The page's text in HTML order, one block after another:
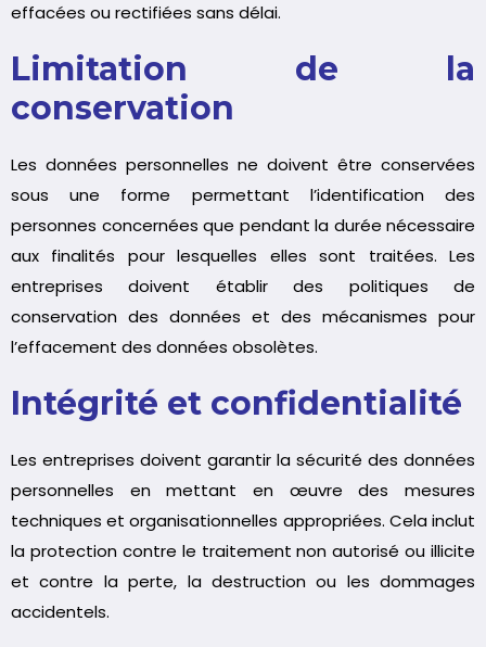
effacées ou rectifiées sans délai.
Limitation de la
conservation
Les données personnelles ne doivent être conservées
sous une forme permettant l’identification des
personnes concernées que pendant la durée nécessaire
aux finalités pour lesquelles elles sont traitées. Les
entreprises doivent établir des politiques de
conservation des données et des mécanismes pour
l’effacement des données obsolètes.
Intégrité et confidentialité
Les entreprises doivent garantir la sécurité des données
personnelles en mettant en œuvre des mesures
techniques et organisationnelles appropriées. Cela inclut
la protection contre le traitement non autorisé ou illicite
et contre la perte, la destruction ou les dommages
accidentels.